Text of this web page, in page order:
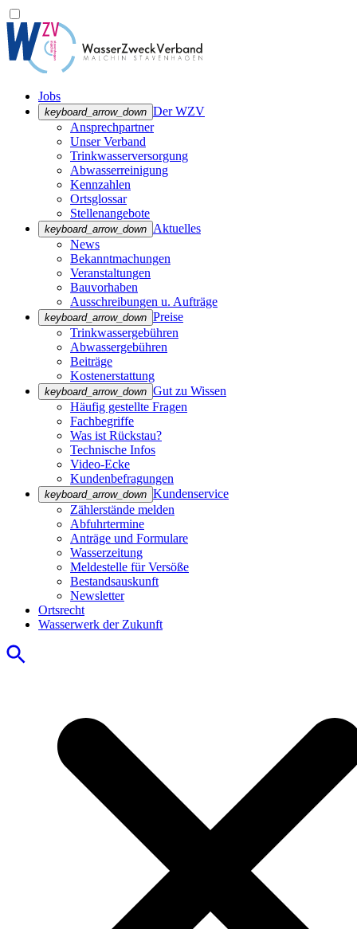
Jobs
keyboard_arrow_down Der WZV
Ansprechpartner
Unser Verband
Trinkwasser­versorgung
Abwasserreinigung
Kennzahlen
Ortsglossar
Stellenangebote
keyboard_arrow_down Aktuelles
News
Bekanntmachungen
Veranstaltungen
Bauvorhaben
Ausschreibungen u. Aufträge
keyboard_arrow_down Preise
Trinkwassergebühren
Abwassergebühren
Beiträge
Kostenerstattung
keyboard_arrow_down Gut zu Wissen
Häufig gestellte Fragen
Fachbegriffe
Was ist Rückstau?
Technische Infos
Video-Ecke
Kundenbefragungen
keyboard_arrow_down Kundenservice
Zählerstände melden
Abfuhrtermine
Anträge und Formulare
Wasserzeitung
Meldestelle für Versöße
Bestandsauskunft
Newsletter
Ortsrecht
Wasserwerk der Zukunft